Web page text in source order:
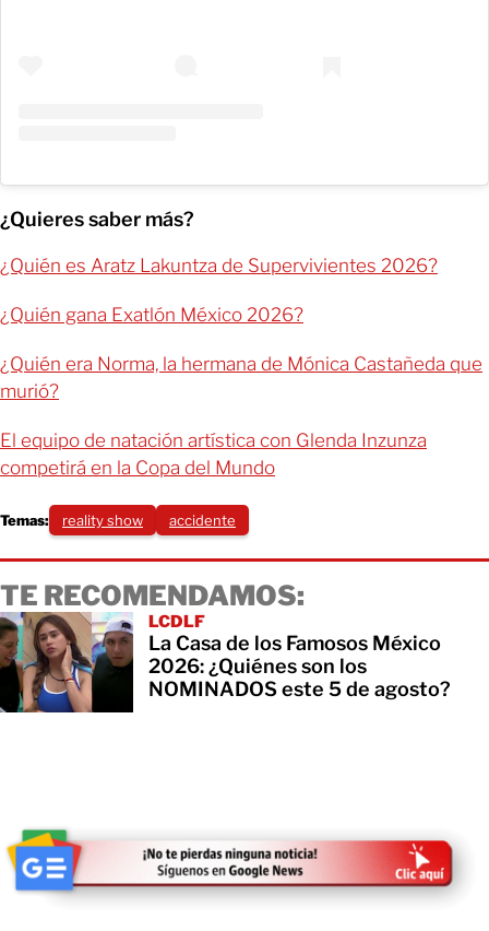
¿Quieres saber más?
¿Quién es Aratz Lakuntza de Supervivientes 2026?
¿Quién gana Exatlón México 2026?
¿Quién era Norma, la hermana de Mónica Castañeda que
murió?
El equipo de natación artística con Glenda Inzunza
competirá en la Copa del Mundo
Temas: reality show accidente
TE RECOMENDAMOS:
LCDLF
La Casa de los Famosos México
2026: ¿Quiénes son los
NOMINADOS este 5 de agosto?